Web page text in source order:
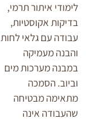
לימודי איתור תרמי,
בדיקות אקוסטיות,
עבודה עם גלאי לחות
והבנה מעמיקה
במבנה מערכות מים
וביוב. הסמכה
מתאימה מבטיחה
שהעבודה אינה